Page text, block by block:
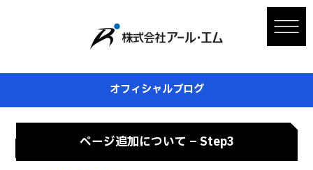
オフィシャルブログ
ページ追加について – Step3